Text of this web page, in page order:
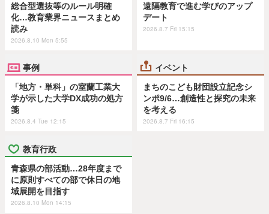
総合型選抜等のルール明確
化…教育業界ニュースまとめ
読み
2026.8.10 Mon 5:55
遠隔教育で進む学びのアップ
デート
2026.8.7 Fri 15:15
事例
「地方・単科」の室蘭工業大
学が示した大学DX成功の処方
箋
2026.8.4 Tue 12:15
イベント
まちのこども財団設立記念シ
ンポ9/6…創造性と探究の未来
を考える
2026.8.7 Fri 16:15
教育行政
青森県の部活動…28年度まで
に原則すべての部で休日の地
域展開を目指す
2026.8.10 Mon 14:15